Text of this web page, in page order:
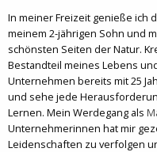
In meiner Freizeit genieße ich
meinem 2-jährigen Sohn und
schönsten Seiten der Natur.
Bestandteil meines Lebens
Unternehmen bereits mit 25
und sehe jede
Lernen. Mein Werdegang als
Unternehmerinnen hat mir
Leidenschaften zu verfolgen